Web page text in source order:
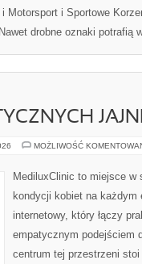
Motorsport i Sportowe
drobne oznaki
MOŻLIWOŚĆ
MediluxClinic to miejsce
kondycji kobiet na każdym
internetowy, który łączy
empatycznym podejściem
centrum tej przestrzeni